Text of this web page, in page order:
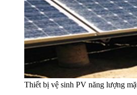
Thiết bị vệ sinh PV năng lượng